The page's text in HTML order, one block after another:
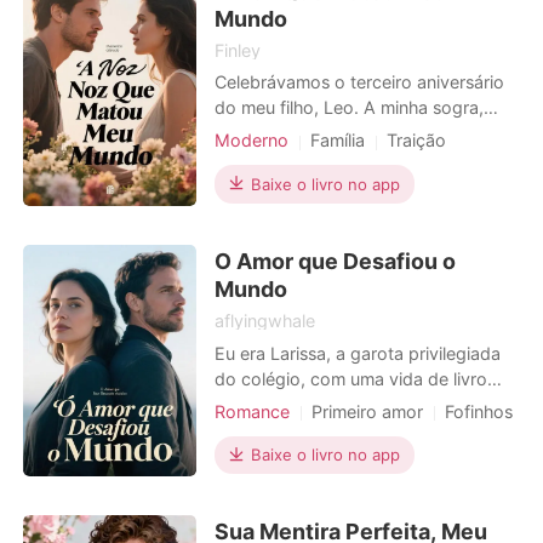
"Ataques de hackers?
Mundo
Finley
Celebrávamos o terceiro aniversário
do meu filho, Leo. A minha sogra,
Helena, insistiu em fazer o seu
várias vezes: "Helena, por favor, o
Leo é gravemente alérgico a nozes!"
sorridente, minimizou as minhas
Moderno Família
Traição
Vingança
Divórcio
Baixe o livro no app
O Amor que Desafiou o
Mundo
aflyingwhale
Eu era Larissa, a garota privilegiada
do colégio, com uma vida de livro
aberto e sem preocupações. Ele era
sala, com roupas simples e um olhar
que parecia carregar o peso do
poderiam ser mais diferentes, mas um
Romance Primeiro amor
Fofinhos
1V1
Heroína incrível
Baixe o livro no app
Sua Mentira Perfeita, Meu